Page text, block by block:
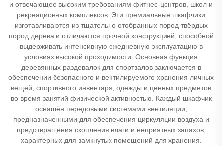
и отвечающее высоким требованиям фитнес-центров, школ и
рекреационных комплексов. Эти премиальные шкафчики
изготавливаются из тщательно отобранных пород твёрдых
пород дерева и отличаются прочной конструкцией, способной
выдерживать интенсивную ежедневную эксплуатацию в
условиях высокой проходимости. Основная функция
деревянных раздевалок для спортзалов заключается в
обеспечении безопасного и вентилируемого хранения личных
вещей, спортивного инвентаря, одежды и ценных предметов
во время занятий физической активностью. Каждый шкафчик
оснащён передовыми системами вентиляции,
предназначенными для обеспечения циркуляции воздуха и
предотвращения скопления влаги и неприятных запахов,
характерных для замкнутых помещений для хранения.